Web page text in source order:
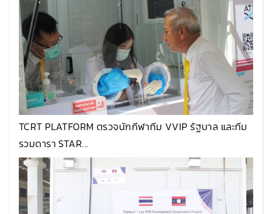
TCRT PLATFORM ตรวจนักกีฬาทีม VVIP รัฐบาล และทีม
รวมดารา STAR...